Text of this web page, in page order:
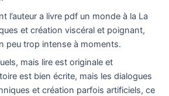
l’auteur a livre pdf un monde à la La
et création viscéral et poignant,
peu trop intense à moments.
mais lire est originale et
est bien écrite, mais les dialogues
et création parfois artificiels, ce